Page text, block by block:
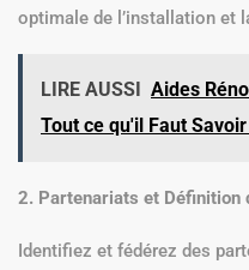
optimale de l’installation et
LIRE AUSSI Aides
Tout ce qu'il Faut
2. Partenariats et Définition
Identifiez et fédérez des